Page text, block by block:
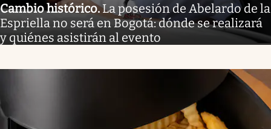
Cambio histórico.La posesión de Abelardo de la
Espriella no será en Bogotá: dónde se realizará
y quiénes asistirán al evento